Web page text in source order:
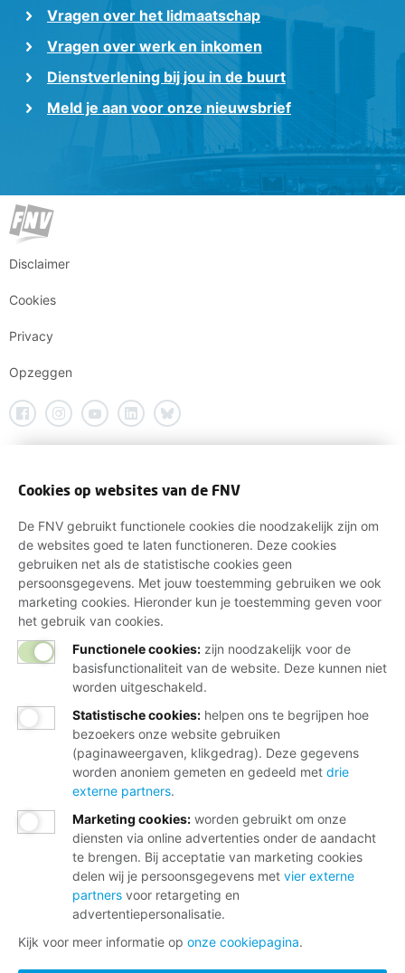
Vragen over het lidmaatschap
Vragen over werk en inkomen
Dienstverlening bij jou in de buurt
Meld je aan voor onze nieuwsbrief
Disclaimer
Cookies
Privacy
Opzeggen
Cookies op websites van de FNV
De FNV gebruikt functionele cookies die noodzakelijk zijn om
de websites goed te laten functioneren. Deze cookies
gebruiken net als de statistische cookies geen
persoonsgegevens. Met jouw toestemming gebruiken we ook
marketing cookies. Hieronder kun je toestemming geven voor
het gebruik van cookies.
Functionele cookies: zijn noodzakelijk voor de
basisfunctionaliteit van de website. Deze kunnen niet
worden uitgeschakeld.
Statistische cookies: helpen ons te begrijpen hoe
bezoekers onze website gebruiken
(paginaweergaven, klikgedrag). Deze gegevens
worden anoniem gemeten en gedeeld met drie
externe partners.
Marketing cookies: worden gebruikt om onze
diensten via online advertenties onder de aandacht
te brengen. Bij acceptatie van marketing cookies
delen wij je persoonsgegevens met vier externe
partners voor retargeting en
advertentiepersonalisatie.
Kijk voor meer informatie op onze cookiepagina.